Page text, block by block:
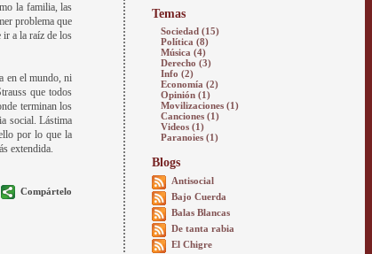
Temas
Sociedad (15)
Política (8)
Música (4)
Derecho (3)
Info (2)
Economía (2)
Opinión (1)
Movilizaciones (1)
Canciones (1)
Videos (1)
Paranoies (1)
Blogs
Antisocial
Bajo Cuerda
Balas Blancas
De tanta rabia
El Chigre
la familia, las
problema que
ir a la raíz de los
en el mundo, ni
que todos
terminan los
social. Lástima
por lo que la
extendida.
Compártelo